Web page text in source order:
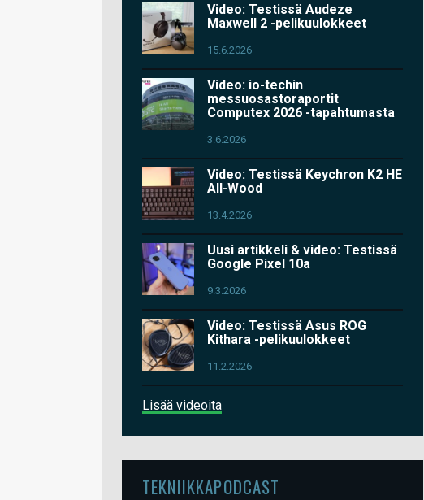
Video: Testissä Audeze
Maxwell 2 -pelikuulokkeet
15.6.2026
Video: io-techin
messuosastoraportit
Computex 2026 -tapahtumasta
3.6.2026
Video: Testissä Keychron K2 HE
All-Wood
13.4.2026
Uusi artikkeli & video: Testissä
Google Pixel 10a
9.3.2026
Video: Testissä Asus ROG
Kithara -pelikuulokkeet
11.2.2026
Lisää videoita
TEKNIIKKAPODCAST